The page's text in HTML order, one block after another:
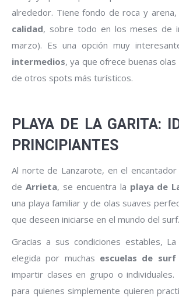
alrededor. Tiene fondo de roca y
calidad, sobre todo en los meses de
marzo). Es una opción muy
intermedios, ya que ofrece buenas olas
de otros spots más turísticos.
PLAYA DE LA GARITA:
PRINCIPIANTES
Al norte de Lanzarote, en el
de Arrieta, se encuentra la playa de
una playa familiar y de olas suaves
que deseen iniciarse en el mundo del surf.
Gracias a sus condiciones estables,
elegida por muchas escuelas de surf
impartir clases en grupo o individuales.
para quienes simplemente quieren